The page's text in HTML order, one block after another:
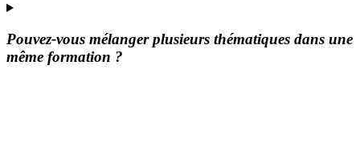
Pouvez-vous mélanger plusieurs thématiques dans une
même formation ?